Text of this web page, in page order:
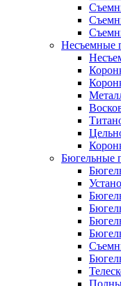
Несъемные
Бюгельные